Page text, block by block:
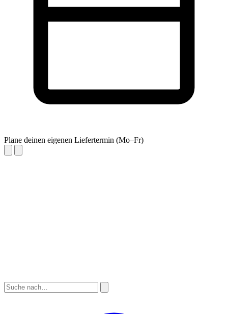
Plane deinen eigenen Liefertermin (Mo–Fr)